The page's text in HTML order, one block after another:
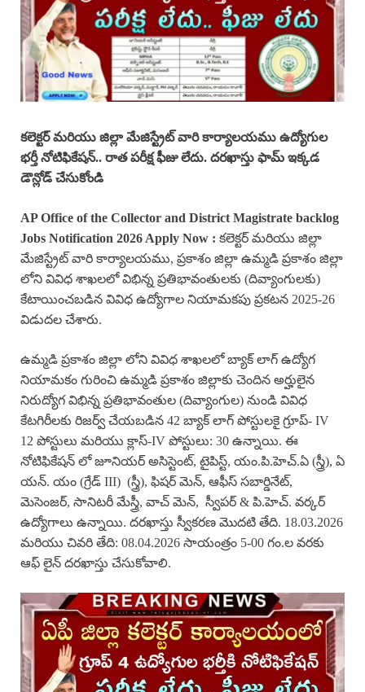
కలెక్టర్ మరియు జిల్లా మేజిస్ట్రేట్ వారి కార్యాలయము ఉద్యోగుల
భర్తీ నోటిఫికేషన్.. రాత పరీక్ష ఫీజు లేదు. దరఖాస్తు ఫామ్ ఇక్కడ
డౌన్లోడ్ చేసుకోండి
AP Office of the Collector and District Magistrate backlog
Jobs Notification 2026 Apply Now : కలెక్టర్ మరియు జిల్లా
మేజిస్ట్రేట్ వారి కార్యాలయము, ప్రకాశం జిల్లా ఉమ్మడి ప్రకాశం జిల్లా
లోని వివిధ శాఖలలో విభిన్న ప్రతిభావంతులకు (దివ్యాంగులకు)
కేటాయించబడిన వివిధ ఉద్యోగాల నియామకపు ప్రకటన 2025-26
విడుదల చేశారు.
ఉమ్మడి ప్రకాశం జిల్లా లోని వివిధ శాఖలలో బ్యాక్ లాగ్ ఉద్యోగ
నియామకం గురించి ఉమ్మడి ప్రకాశం జిల్లాకు చెందిన అర్హులైన
నిరుద్యోగ విభిన్న ప్రతిభావంతుల (దివ్యాంగుల) నుండి వివిధ
కేటగిరీలకు రిజర్వ్ చేయబడిన 42 బ్యాక్ లాగ్ పోస్టులకై గ్రూప్- IV
12 పోస్టులు మరియు క్లాస్-IV పోస్టులు: 30 ఉన్నాయి. ఈ
నోటిఫికేషన్ లో జూనియర్ అసిస్టెంట్, టైపిస్ట్, యం.పి.హెచ్.ఏ (స్త్రీ), ఏ
యన్. యం (గ్రేడ్ III) (స్త్రీ), ఫిషర్ మెన్, ఆఫీస్ సబార్డినేట్,
మెసెంజర్, సానిటరీ మేస్త్రీ, వాచ్ మెన్, స్వీపర్ & పి.హెచ్. వర్కర్
ఉద్యోగాలు ఉన్నాయి. దరఖాస్తు స్వీకరణ మొదటి తేది. 18.03.2026
మరియు చివరి తేది: 08.04.2026 సాయంత్రం 5-00 గం.ల వరకు
ఆఫ్ లైన్ దరఖాస్తు చేసుకోవాలి.